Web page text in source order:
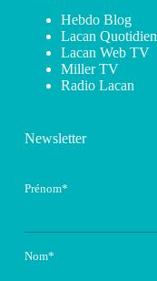
Hebdo Blog
Lacan Quotidien
Lacan Web TV
Miller TV
Radio Lacan
Newsletter
Prénom*
Nom*